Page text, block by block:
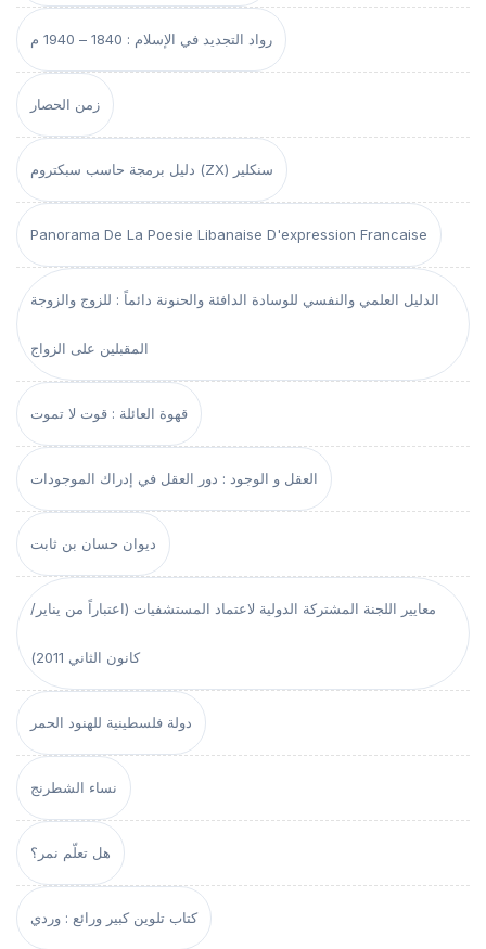
رواد التجديد في الإسلام : 1840 – 1940 م
زمن الحصار
دليل برمجة حاسب سبكتروم (ZX) سنكلير
Panorama De La Poesie Libanaise D'expression Francaise
الدليل العلمي والنفسي للوسادة الدافئة والحنونة دائماً : للزوج والزوجة
المقبلين على الزواج
قهوة العائلة : قوت لا تموت
العقل و الوجود : دور العقل في إدراك الموجودات
ديوان حسان بن ثابت
معايير اللجنة المشتركة الدولية لاعتماد المستشفيات (اعتباراً من يناير/
كانون الثاني 2011)
دولة فلسطينية للهنود الحمر
نساء الشطرنج
هل تعلّم نمر؟
كتاب تلوين كبير ورائع : وردي